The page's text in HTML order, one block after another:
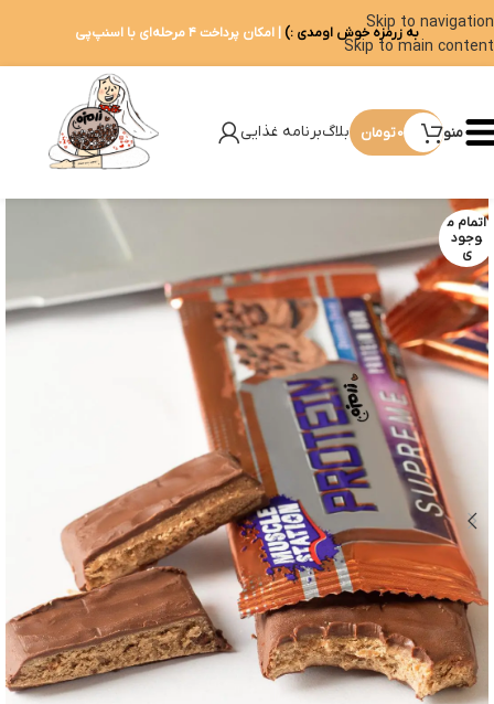
Skip to navigation
Skip to main content
به زرمزه خوش اومدی :) | امکان پرداخت ۴ مرحله‌ای با اسنپ‌پی
منو 0تومان بلاگبرنامه غذایی
اتمام م
وجود
ی